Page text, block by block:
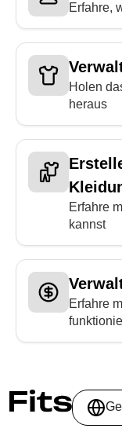
Erfahre,
Holen
heraus
Erfahre
kannst
Erfahre